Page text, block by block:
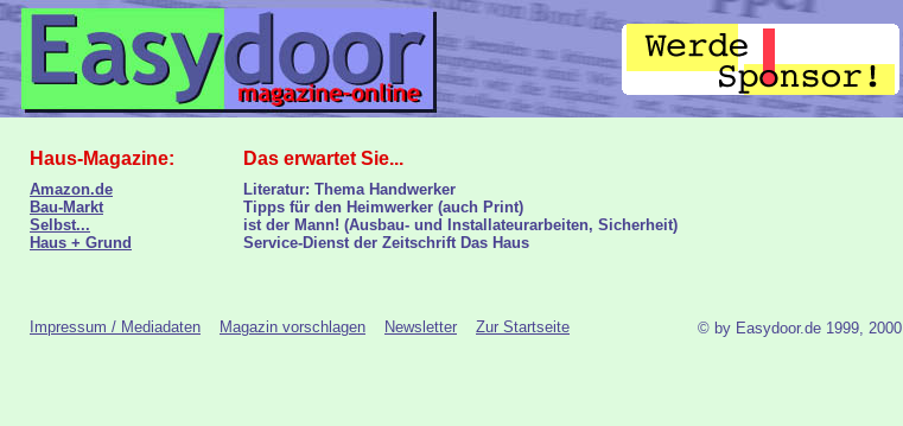
Haus-Magazine: Das erwartet Sie...
Amazon.de
Literatur: Thema Handwerker
Bau-Markt
Tipps für den Heimwerker (auch Print)
Selbst...
ist der Mann! (Ausbau- und Installateurarbeiten, Sicherheit)
Haus + Grund
Service-Dienst der Zeitschrift Das Haus
Impressum / Mediadaten Magazin vorschlagen Newsletter Zur Startseite © by Easydoor.de 1999, 2000